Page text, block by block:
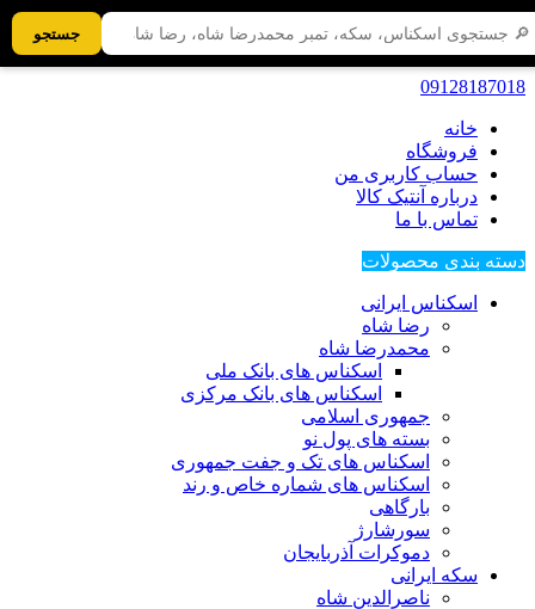
09128187018
خانه
فروشگاه
حساب کاربری من
درباره آنتیک کالا
تماس با ما
دسته بندی محصولات
اسکناس ایرانی
رضا شاه
محمدرضا شاه
اسکناس های بانک ملی
اسکناس های بانک مرکزی
جمهوری اسلامی
بسته های پول نو
اسکناس های تک و جفت جمهوری
اسکناس های شماره خاص و رند
بارگاهی
سورشارژ
دموکرات آذربایجان
سکه ایرانی
ناصرالدین شاه
جستجو